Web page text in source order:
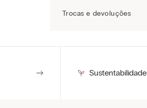
Trocas e devoluções
Sustentabilidade